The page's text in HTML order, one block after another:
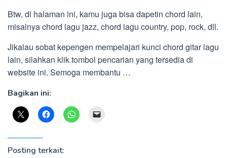
Btw, di halaman ini, kamu juga bisa dapetin chord lain,
misalnya chord lagu jazz, chord lagu country, pop, rock, dll.
Jikalau sobat kepengen mempelajari kunci chord gitar lagu
lain, silahkan klik tombol pencarian yang tersedia di
website ini. Semoga membantu …
Bagikan ini:
Posting terkait: